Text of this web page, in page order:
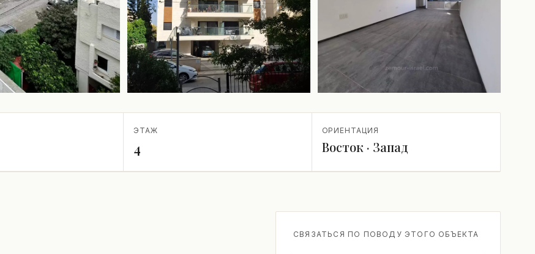
ЭТАЖ
4
ОРИЕНТАЦИЯ
Восток · Запад
СВЯЗАТЬСЯ ПО ПОВОДУ ЭТОГО ОБЪЕКТА